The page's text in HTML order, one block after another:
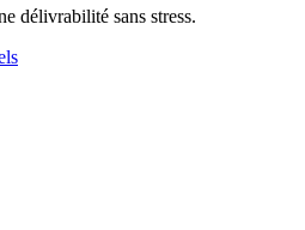
délivrabilité sans stress.